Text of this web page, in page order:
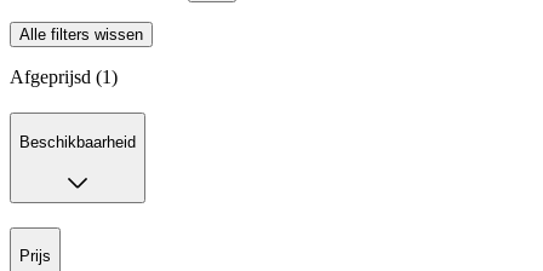
Alle filters wissen
Afgeprijsd (1)
Beschikbaarheid
Prijs